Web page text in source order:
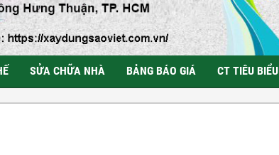
SỬA CHỮA NHÀ BẢNG BÁO GIÁ CT TIÊU BIỂU